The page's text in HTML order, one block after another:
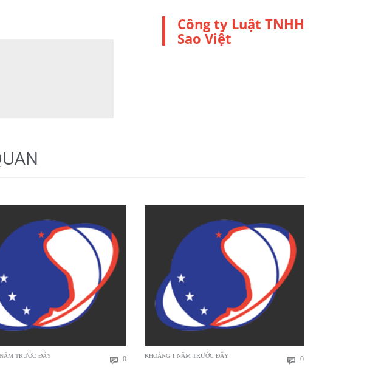
Công ty Luật TNHH
Sao Việt
TRƯỚC ĐÂY  0Bình
KHOẢNG 1 NĂM TRƯỚC ĐÂY  0Bình